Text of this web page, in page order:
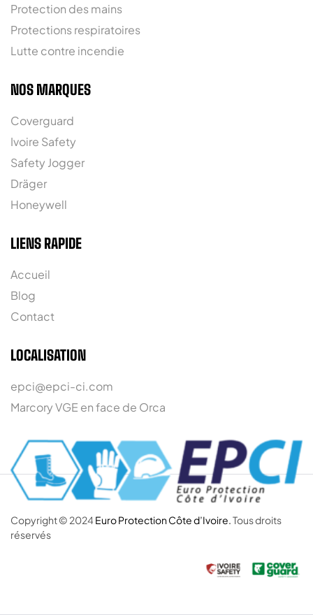
Protection des mains
Protections respiratoires
Lutte contre incendie
NOS MARQUES
Coverguard
Ivoire Safety
Safety Jogger
Dräger
Honeywell
LIENS RAPIDE
Accueil
Blog
Contact
LOCALISATION
epci@epci-ci.com
Marcory VGE en face de Orca
Copyright © 2024 Euro Protection Côte d’Ivoire.Tous droits
réservés